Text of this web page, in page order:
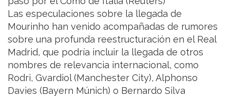
Las especulaciones sobre la llegada de
Mourinho han venido acompañadas de rumores
sobre una profunda reestructuración en el Real
Madrid, que podría incluir la llegada de otros
nombres de relevancia internacional, como
Rodri, Gvardiol (Manchester City), Alphonso
Davies (Bayern Múnich) o Bernardo Silva